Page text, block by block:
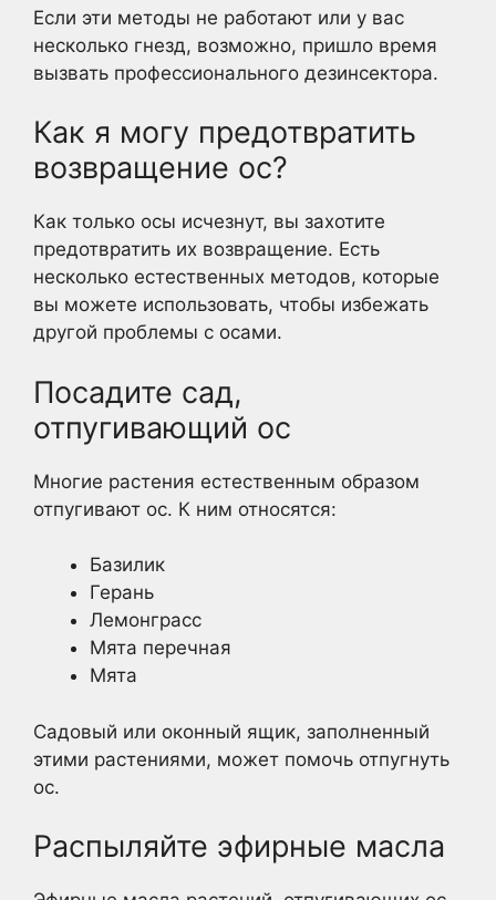
Если эти методы не работают или у вас
несколько гнезд, возможно, пришло время
вызвать профессионального дезинсектора.
Как я могу предотвратить
возвращение ос?
Как только осы исчезнут, вы захотите
предотвратить их возвращение. Есть
несколько естественных методов, которые
вы можете использовать, чтобы избежать
другой проблемы с осами.
Посадите сад,
отпугивающий ос
Многие растения естественным образом
отпугивают ос. К ним относятся:
Базилик
Герань
Лемонграсс
Мята перечная
Мята
Садовый или оконный ящик, заполненный
этими растениями, может помочь отпугнуть
ос.
Распыляйте эфирные масла